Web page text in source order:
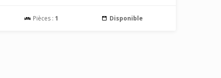
Pièces :1 Disponible